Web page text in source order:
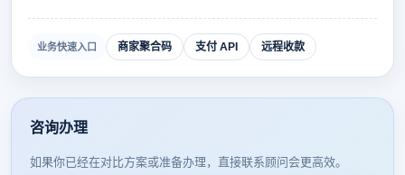
业务快速入口 商家聚合码 支付 API 远程收款
咨询办理
如果你已经在对比方案或准备办理，直接联系顾问会更高效。